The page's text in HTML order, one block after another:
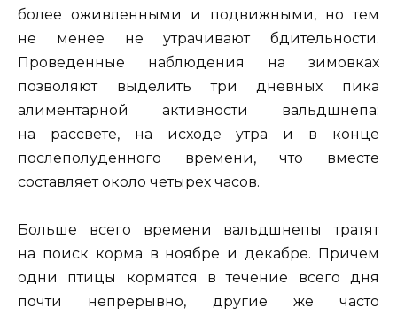
более оживленными и подвижными, но тем
не менее не утрачивают бдительности.
Проведенные наблюдения на зимовках
позволяют выделить три дневных пика
алиментарной активности вальдшнепа:
на рассвете, на исходе утра и в конце
послеполуденного времени, что вместе
составляет около четырех часов.
Больше всего времени вальдшнепы тратят
на поиск корма в ноябре и декабре. Причем
одни птицы кормятся в течение всего дня
почти непрерывно, другие же часто